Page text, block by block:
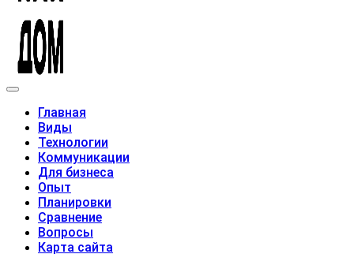
Главная
Виды
Технологии
Коммуникации
Для бизнеса
Опыт
Планировки
Сравнение
Вопросы
Карта сайта